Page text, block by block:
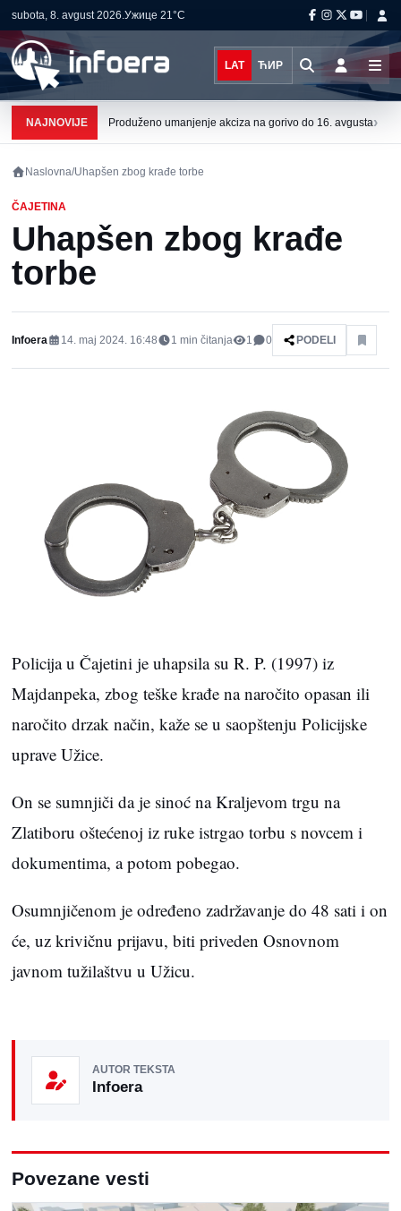
subota, 8. avgust 2026.Ужице 21°C
LAT ЋИР
NAJNOVIJE Produženo umanjenje akciza na gorivo do 16. avgusta›
Naslovna/Uhapšen zbog krađe torbe
ČAJETINA
Uhapšen zbog krađe
torbe
Infoera 14. maj 2024. 16:48 1 min čitanja 1 0 PODELI
Policija u Čajetini je uhapsila su R. P. (1997) iz
Majdanpeka, zbog teške krađe na naročito opasan ili
naročito drzak način, kaže se u saopštenju Policijske
uprave Užice.
On se sumnjiči da je sinoć na Kraljevom trgu na
Zlatiboru oštećenoj iz ruke istrgao torbu s novcem i
dokumentima, a potom pobegao.
Osumnjičenom je određeno zadržavanje do 48 sati i on
će, uz krivičnu prijavu, biti priveden Osnovnom
javnom tužilaštvu u Užicu.
AUTOR TEKSTA
Infoera
Povezane vesti